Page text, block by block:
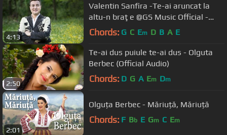
4:13
Valentin Sanfira -Te-ai aruncat la
altu-n braţe @GS Music Official -
Muzica ta e la noi!
Chords: G C Em D B A E
2:50
Te-ai dus puiule te-ai dus - Olguta
Berbec (Official Audio)
Chords: D G A Em Dm
2:01
Olguța Berbec - Măriuță, Măriuță
Chords: F Bb E Gm C Em